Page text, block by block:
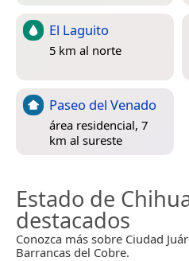
El Laguito
5 km al norte
Paseo del Venado
área residencial, 7
km al sureste
Estado de
destacados
Conozca más sobre Ciudad
Barrancas del Cobre.